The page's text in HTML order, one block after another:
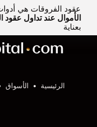
عقود الفروقات هي
الأموال عند تداول
بعناية
الرئيسية الأسواق